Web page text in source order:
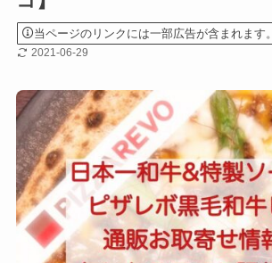
当ページのリンクには一部広告が含まれます。
2021-06-29